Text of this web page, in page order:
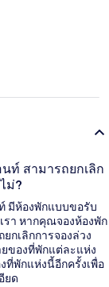
ท์ สามารถยกเลิก
ม่?
มีห้องพักแบบขอรับ
รา หากคุณจองห้องพัก
กเลิกการจองล่วง
ของที่พักแต่ละแห่ง
ที่พักแห่งนี้อีกครั้งเพื่อ
ยด